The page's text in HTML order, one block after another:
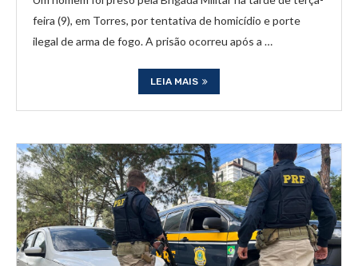
feira (9), em Torres, por tentativa de homicídio e porte
ilegal de arma de fogo. A prisão ocorreu após a …
LEIA MAIS